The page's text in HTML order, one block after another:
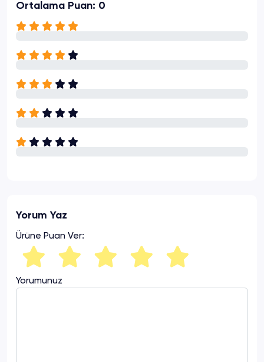
Ortalama Puan: 0
Yorum Yaz
Ürüne Puan Ver:
Yorumunuz